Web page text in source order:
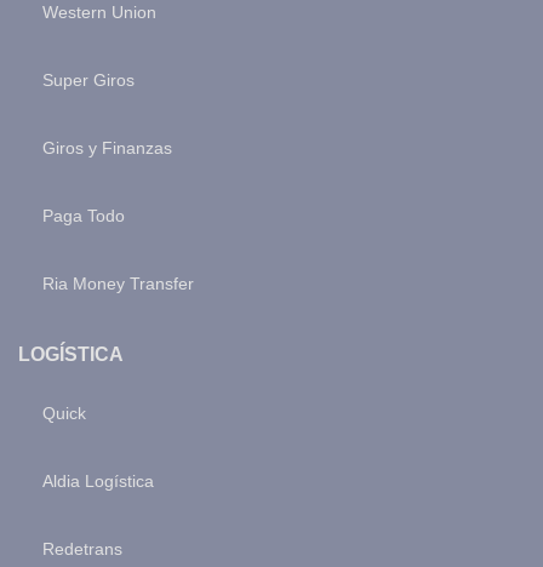
Western Union
Super Giros
Giros y Finanzas
Paga Todo
Ria Money Transfer
LOGÍSTICA
Quick
Aldia Logística
Redetrans